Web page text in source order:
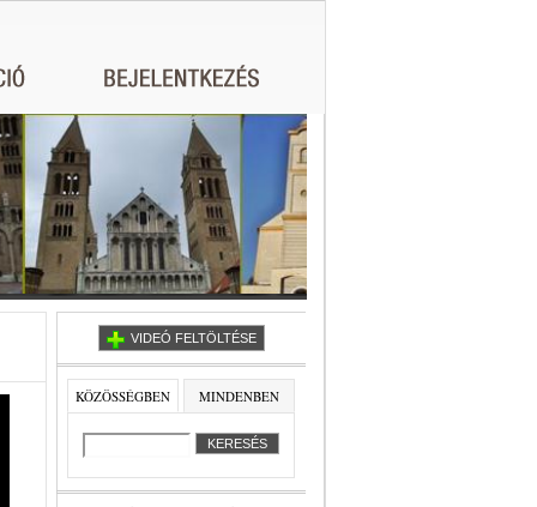
VIDEÓ FELTÖLTÉSE
KÖZÖSSÉGBEN MINDENBEN